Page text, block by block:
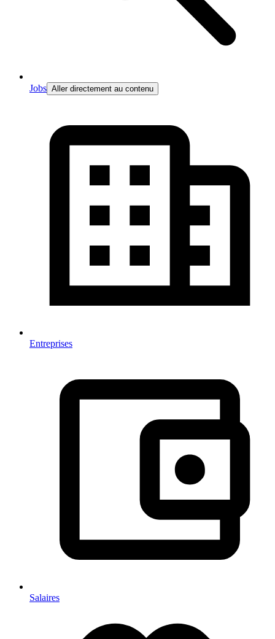
Jobs Aller directement au contenu
Entreprises
Salaires